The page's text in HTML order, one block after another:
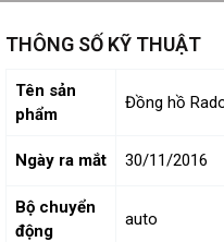
THÔNG SỐ KỸ THUẬT
Tên sản
phẩm
Đồng hồ
Ngày ra mắt 30/11/2016
Bộ chuyển
động
auto